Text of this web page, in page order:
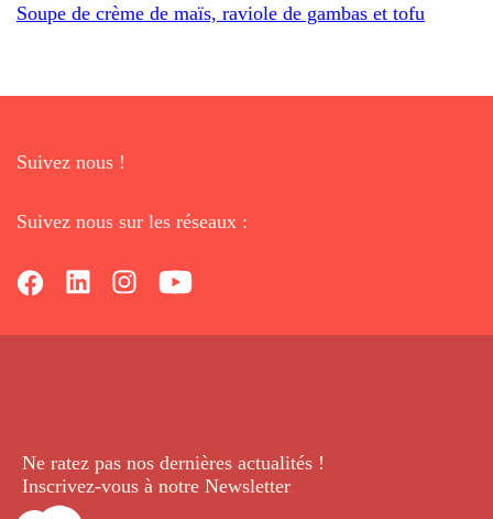
Soupe de crème de maïs, raviole de gambas et tofu
Suivez nous !
Suivez nous sur les réseaux :
Ne ratez pas nos dernières actualités !
Inscrivez-vous à notre Newsletter.